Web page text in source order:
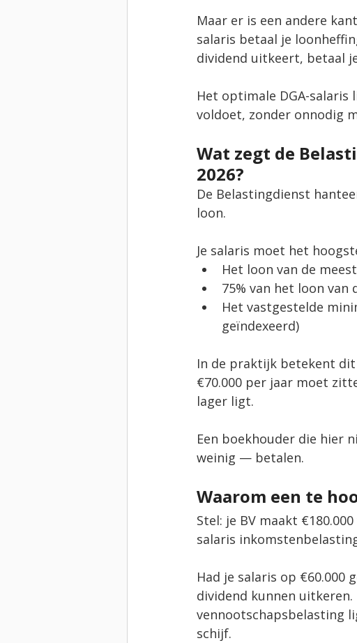
Maar er is een andere
salaris betaal je
dividend uitkeert, betaal
Het optimale DGA-
voldoet, zonder onnodig
Wat zegt de
2026?
De Belastingdienst
loon.
Je salaris moet het
Het loon van de
75% van het loon
Het vastgestelde
geïndexeerd)
In de praktijk betekent dit
€70.000 per jaar moet
lager ligt.
Een boekhouder die hier
weinig — betalen.
Waarom een te
Stel: je BV maakt
salaris
Had je salaris op €60.000
dividend kunnen
vennootschapsbelasting
schijf.